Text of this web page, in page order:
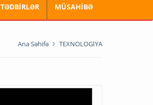
TƏDBİRLƏR MÜSAHİBƏ
Ana Səhifə TEXNOLOGİYA